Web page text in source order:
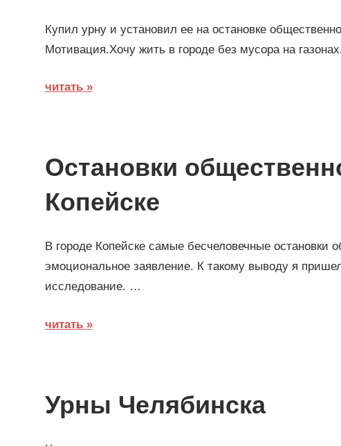
Купил урну и установил ее на остановке
Мотивация.Хочу жить в городе без мусора на
читать
Остановки
Копейске
В городе Копейске самые бесчеловечные остановки
эмоциональное заявление. К такому выводу я
исследование. …
читать
Урны Челябинска